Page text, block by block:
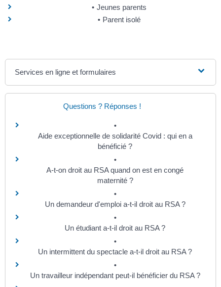
Jeunes parents
Parent isolé
Services en ligne et formulaires
Questions ? Réponses !
Aide exceptionnelle de solidarité Covid : qui en a
bénéficié ?
A-t-on droit au RSA quand on est en congé
maternité ?
Un demandeur d'emploi a-t-il droit au RSA ?
Un étudiant a-t-il droit au RSA ?
Un intermittent du spectacle a-t-il droit au RSA ?
Un travailleur indépendant peut-il bénéficier du RSA ?